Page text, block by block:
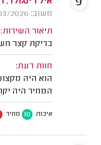
משוב: 31/03/2026
תיאור השירות:
בדיקת קצר
חוות דעת:
הוא היה
המחיר היה
איכות 10 מחיר